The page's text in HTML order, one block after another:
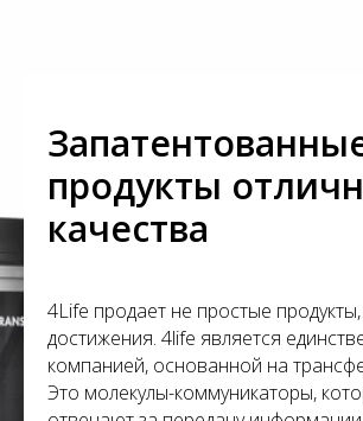
продукты
качества
4Life продает не простые
достижения. 4life является
компанией, основанной на
Это молекулы-коммуникаторы,